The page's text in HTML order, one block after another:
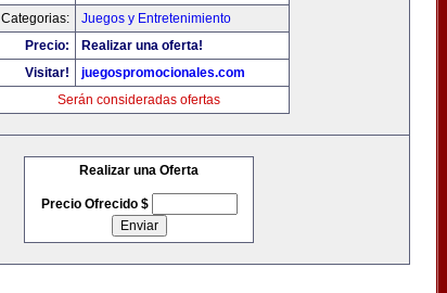
Categorias:
Juegos y Entretenimiento
Precio:
Realizar una oferta!
Visitar!
juegospromocionales.com
Serán consideradas ofertas
Realizar una Oferta
Precio Ofrecido $